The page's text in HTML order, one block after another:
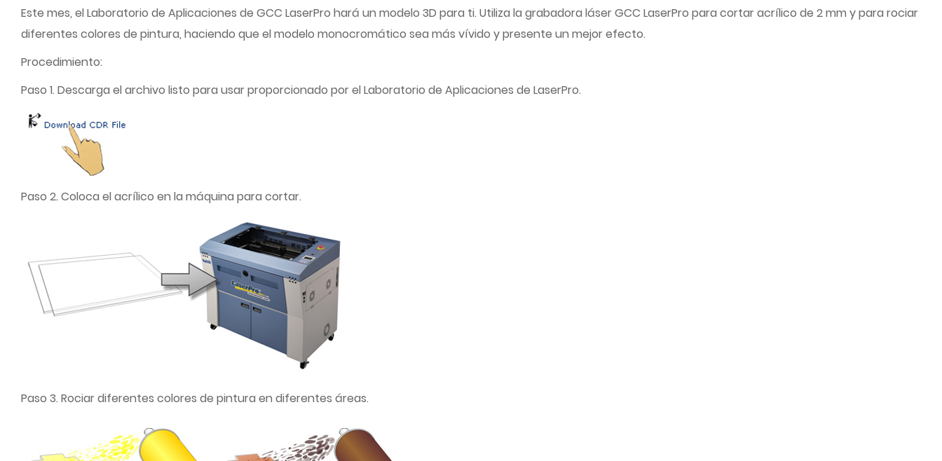
Este mes, el Laboratorio de Aplicaciones de GCC LaserPro hará un modelo 3D para ti. Utiliza la grabadora láser GCC LaserPro para cortar acrílico de 2 mm y para rociar
diferentes colores de pintura, haciendo que el modelo monocromático sea más vívido y presente un mejor efecto.
Procedimiento:
Paso 1. Descarga el archivo listo para usar proporcionado por el Laboratorio de Aplicaciones de LaserPro.
Paso 2. Coloca el acrílico en la máquina para cortar.
Paso 3. Rociar diferentes colores de pintura en diferentes áreas.